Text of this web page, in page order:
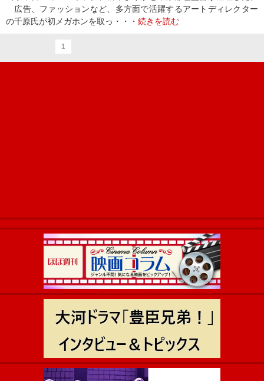
広告、ファッションなど、多方面で活躍するアートディレクター
の千原氏が初メガホンを取っ・・・ 続きを読む
1